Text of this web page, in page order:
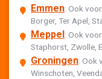
Emmen: Ook
Borger, Ter Apel,
Meppel: Ook
Staphorst, Zwolle,
Groningen: Ook
Winschoten,